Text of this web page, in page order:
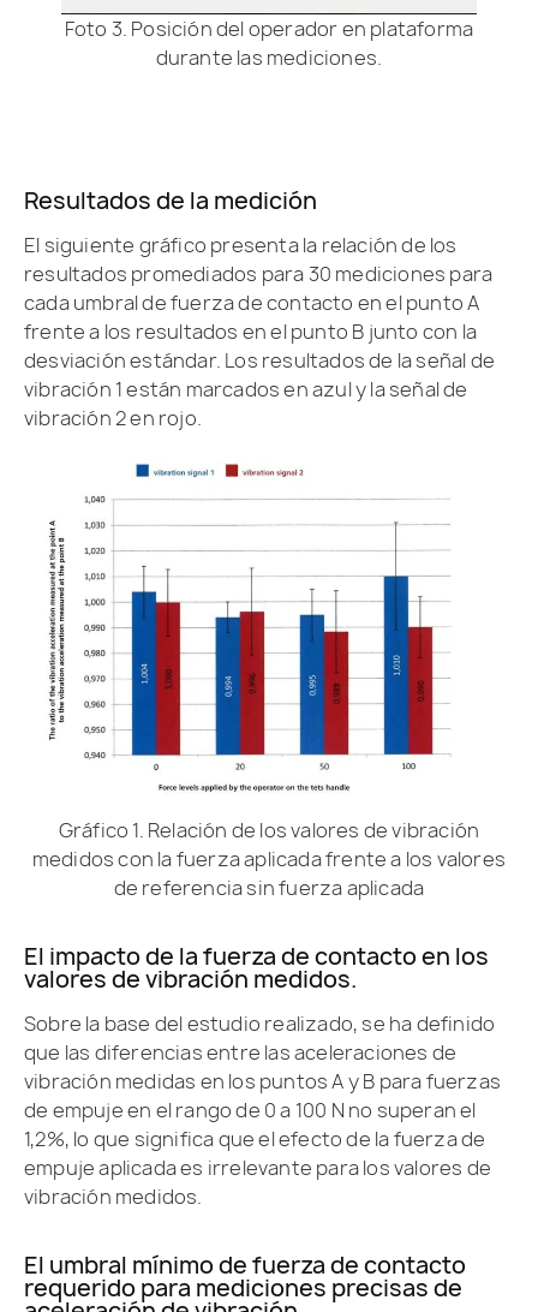
Foto 3. Posición del operador en plataforma
durante las mediciones.
Resultados de la medición
El siguiente gráfico presenta la relación de los
resultados promediados para 30 mediciones para
cada umbral de fuerza de contacto en el punto A
frente a los resultados en el punto B junto con la
desviación estándar. Los resultados de la señal de
vibración 1 están marcados en azul y la señal de
vibración 2 en rojo.
Gráfico 1. Relación de los valores de vibración
medidos con la fuerza aplicada frente a los valores
de referencia sin fuerza aplicada
El impacto de la fuerza de contacto en los
valores de vibración medidos.
Sobre la base del estudio realizado, se ha definido
que las diferencias entre las aceleraciones de
vibración medidas en los puntos A y B para fuerzas
de empuje en el rango de 0 a 100 N no superan el
1,2%, lo que significa que el efecto de la fuerza de
empuje aplicada es irrelevante para los valores de
vibración medidos.
El umbral mínimo de fuerza de contacto
requerido para mediciones precisas de